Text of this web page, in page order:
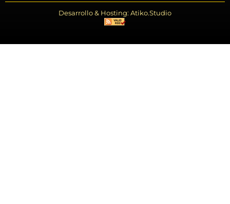
Desarrollo & Hosting: Atiko.Studio